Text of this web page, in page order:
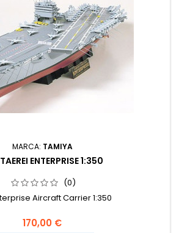
MARCA: TAMIYA
ENTERPRISE 1:350
(0)
Aircraft Carrier 1:350
170,00 €